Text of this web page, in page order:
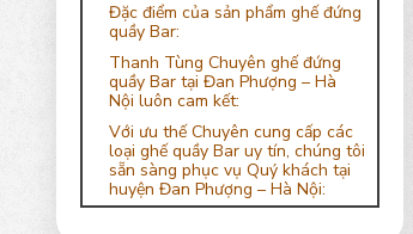
Đặc điểm của sản phẩm ghế đứng
quầy Bar:
Thanh Tùng Chuyên ghế đứng
quầy Bar tại Đan Phượng – Hà
Nội luôn cam kết:
Với ưu thế Chuyên cung cấp các
loại ghế quầy Bar uy tín, chúng tôi
sẵn sàng phục vụ Quý khách tại
huyện Đan Phượng – Hà Nội: